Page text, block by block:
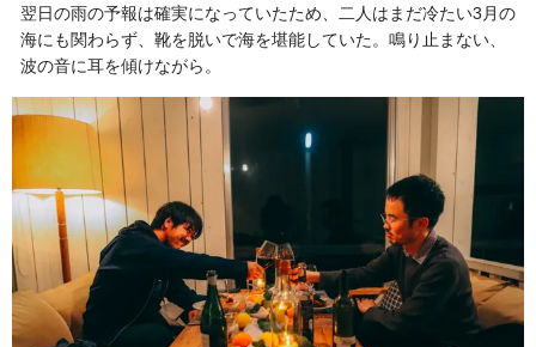
翌日の雨の予報は確実になっていたため、二人はまだ冷たい3月の
海にも関わらず、靴を脱いで海を堪能していた。鳴り止まない、
波の音に耳を傾けながら。